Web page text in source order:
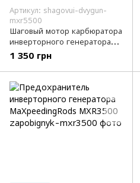
Артикул: shagovui-dvygun-
mxr5500
Шаговый мотор карбюратора
инверторного генератора
MaXpeedingRods MXR5500
1 350 грн